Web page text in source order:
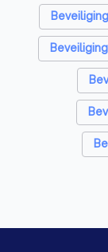
Grafisch